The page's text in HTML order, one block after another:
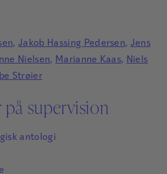
,Jakob Hassing Pedersen, Jens
Nielsen, Marianne Kaas, Niels
Strøier
på supervision
antologi